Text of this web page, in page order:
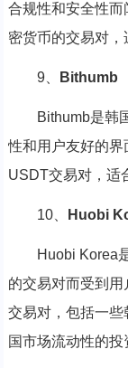
合规性和安全性
密货币的交易对，
9、 Bithumb
Bithumb是韩
性和用户友好的
USDT交易对，适
10、 Huobi
Huobi Korea
的交易对而受到
交易对，包括一
国市场流动性的投